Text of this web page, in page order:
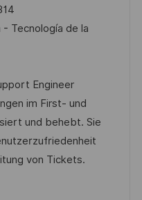
Tecnología de la
Engineer
im First- und
und behebt. Sie
von Tickets.